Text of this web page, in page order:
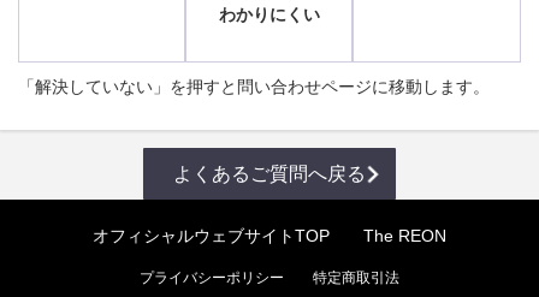
わかりにくい
「解決していない」を押すと問い合わせページに移動します。
よくあるご質問へ戻る
オフィシャルウェブサイトTOP The REON
プライバシーポリシー 特定商取引法